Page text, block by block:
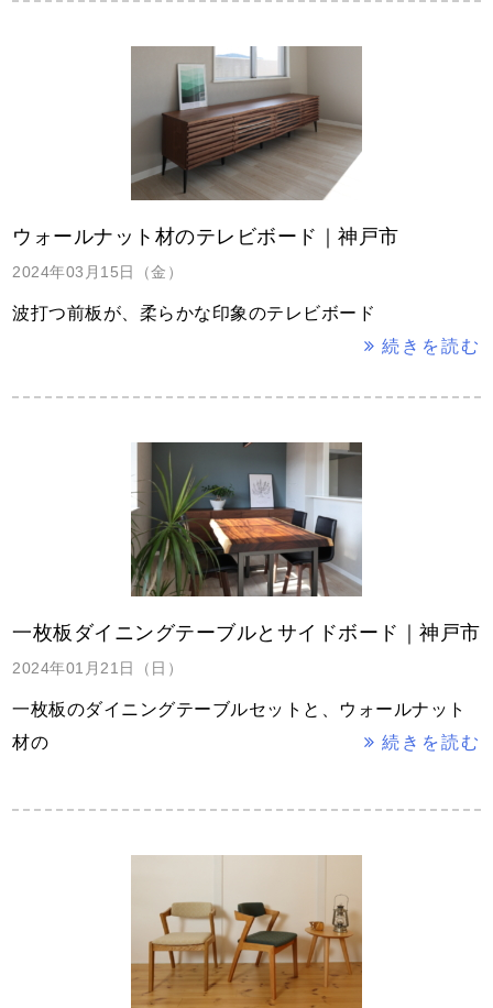
ウォールナット材のテレビボード｜神戸市
2024年03月15日（金）
波打つ前板が、柔らかな印象のテレビボード
続きを読む
一枚板ダイニングテーブルとサイドボード｜神戸市
2024年01月21日（日）
一枚板のダイニングテーブルセットと、ウォールナット
材の
続きを読む